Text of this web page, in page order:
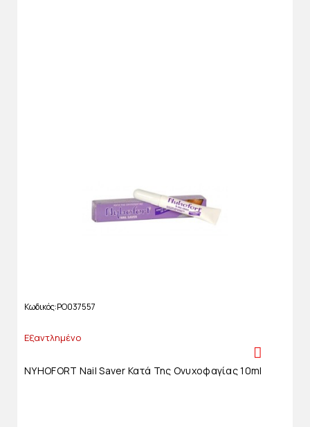
Κωδικός PO037557
Εξαντλημένο
NYHOFORT Nail Saver Κατά Της Ονυχοφαγίας 10ml